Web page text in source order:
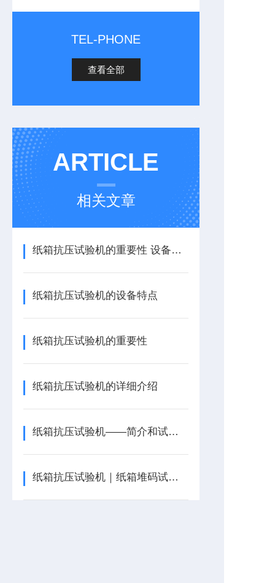
TEL-PHONE
查看全部
ARTICLE
相关文章
纸箱抗压试验机的重要性 设备特点
纸箱抗压试验机的设备特点
纸箱抗压试验机的重要性
纸箱抗压试验机的详细介绍
纸箱抗压试验机——简介和试验操作说明
纸箱抗压试验机｜纸箱堆码试验仪_确保纸箱不因承载过重而破损